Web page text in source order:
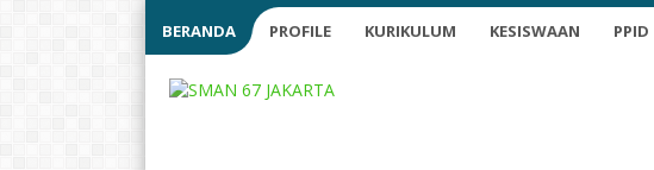
BERANDA PROFILE KURIKULUM KESISWAAN PPID